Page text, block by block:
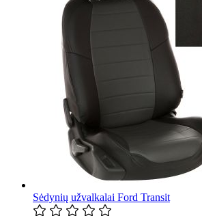
Sėdynių užvalkalai Ford Transit